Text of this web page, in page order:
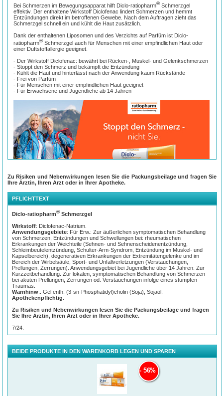
Bei Schmerzen im Bewegungsapparat hilft Diclo-ratiopharm®Schmerzgel
effektiv. Der enthaltene Wirkstoff Diclofenac lindert Schmerzen und hemmt
Entzündungen direkt im betroffenen Gewebe. Nach dem Auftragen zieht das
Schmerzgel schnell ein und kühlt die Haut zusätzlich.
Dank der enthaltenen Liposomen und des Verzichts auf Parfüm ist Diclo-
ratiopharm®Schmerzgel auch für Menschen mit einer empfindlichen Haut oder
einer Duftstoffallergie geeignet.
- Der Wirkstoff Diclofenac: bewährt bei Rücken-, Muskel- und Gelenkschmerzen
- Stoppt den Schmerz und bekämpft die Entzündung
- Kühlt die Haut und hinterlässt nach der Anwendung kaum Rückstände
- Frei von Parfüm
- Für Menschen mit einer empfindlichen Haut geeignet
- Für Erwachsene und Jugendliche ab 14 Jahren
Rücken-, Muskel- und Gelenkschmerzen behandeln mit Diclo-
ratiopharm Schmerzgel
Ob beim Sport, bei der Gartenarbeit oder beim Toben mit den Enkeln –
Bewegungsschmerzen ziehen wir uns schneller zu, als uns lieb ist. Mit der
Behandlung von akuten Beschwerden sollten sie nicht warten, um die betroffene
Körperpartie rasch wieder zu mobilisieren.
Denn wenn Schmerzen auftreten, nehmen wir häufig eine Schonhaltung ein.
Diese kann wiederum dazu führen, dass die Schmerzen schlimmer werden.
Diclo-ratiopharm®Schmerzgel lindert Muskel-, Gelenk- und
Bewegungsschmerzen direkt am Ursprungsort.
Diclo-ratiopharm ®
Menschen mit einer Duftstoffallergie oder empfindlichen Haut. Das Schmerzgel
kann von Erwachsenen und Jugendlichen ab 14 Jahren verwendet werden.
Zu Risiken und Nebenwirkungen lesen Sie die Packungsbeilage und fragen Sie
Ihre Ärztin, Ihren Arzt oder in Ihrer Apotheke.
PFLICHTTEXT
Diclo-ratiopharm®Schmerzgel
Wirkstoff: Diclofenac-Natrium.
Anwendungsgebiete: Für Erw.: Zur äußerlichen symptomatischen Behandlung
von Schmerzen, Entzündungen und Schwellungen bei: rheumatischen
Erkrankungen der Weichteile (Sehnen- und Sehnenscheidenentzündung,
Schleimbeutelentzündung, Schulter-Arm-Syndrom, Entzündung im Muskel- und
Kapselbereich), degenerativen Erkrankungen der Extremitätengelenke und im
Bereich der Wirbelsäule, Sport- und Unfallverletzungen (Verstauchungen,
Prellungen, Zerrungen). Anwendungsgebiet bei Jugendliche über 14 Jahren: Zur
Kurzzeitbehandlung. Zur lokalen, symptomatischen Behandlung von Schmerzen
bei akuten Prellungen, Zerrungen od. Verstauchungen infolge eines stumpfen
Traumas.
Warnhinw .: Gel enth. (3-sn-Phosphatidyl)cholin (Soja), Sojaöl.
Apothekenpflichtig
Zu Risiken und Nebenwirkungen lesen Sie die Packungsbeilage und fragen
Sie Ihre Ärztin, Ihren Arzt oder in Ihrer Apotheke.
7/24.
BEIDE PRODUKTE IN DEN WARENKORB LEGEN UND SPAREN
56%